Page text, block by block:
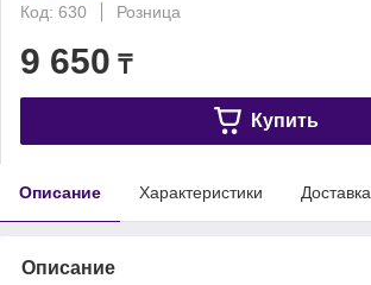
Код: 630
Розница
9 650 ₸
Купить
Описание Характеристики Доставка
Описание